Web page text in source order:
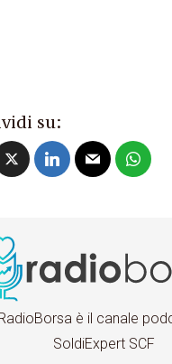
su:
è il canale
SoldiExpert SCF